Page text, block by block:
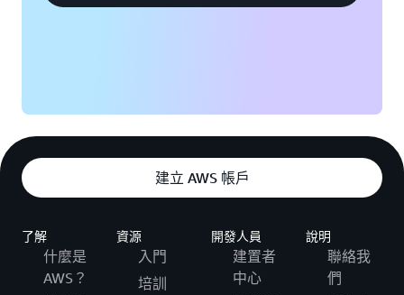
⦁ WebVTT
- 可變 GOP 支援
建立 AWS 帳戶
了解
什麼是
AWS？
資源
入門
培訓
開發人員
建置者
中心
說明
聯絡我
們